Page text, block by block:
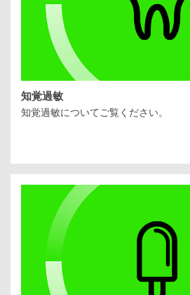
知覚過敏
知覚過敏についてご覧ください。